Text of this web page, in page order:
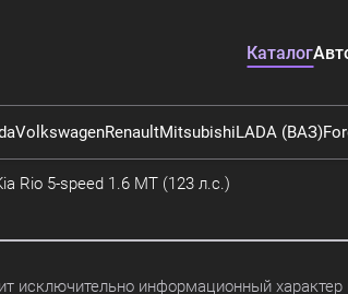
Каталог
VolkswagenRenaultMitsubishiLADA (ВАЗ)
Rio 5-speed 1.6 MT (123 л.с.)
исключительно информационный